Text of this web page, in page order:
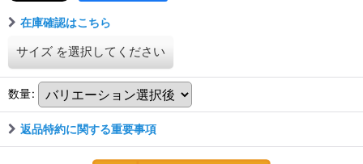
在庫確認はこちら
サイズ を選択してください
数量:
返品特約に関する重要事項